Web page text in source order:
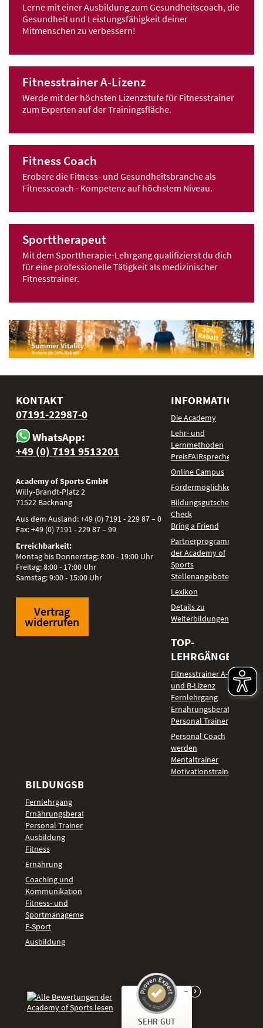
Lerne mit einer Ausbildung zum Gesundheitscoach, die
Gesundheit und Leistungsfähigkeit deiner
Mitmenschen zu verbessern!
Fitnesstrainer A-Lizenz
Werde mit der höchsten Lizenzstufe für Fitnesstrainer
zum Experten auf der Trainingsfläche.
Fitness Coach
Erobere die Fitness- und Gesundheitsbranche als
Fitnesscoach - Kompetenz auf höchstem Niveau.
Sporttherapeut
Mit dem Sporttherapie-Lehrgang qualifizierst du dich
für eine professionelle Tätigkeit als medizinischer
Fitnesstrainer.
KONTAKT
07191-22987-0
WhatsApp:
+49 (0) 7191 9513201
Academy of Sports GmbH
Willy-Brandt-Platz 2
71522 Backnang
Aus dem Ausland:+49 (0) 7191 - 229 87 – 0
Fax:+49 (0) 7191 - 229 87 – 99
Erreichbarkeit:
Montag bis Donnerstag: 8:00 - 19:00 Uhr
Freitag: 8:00 - 17:00 Uhr
Samstag: 9:00 - 15:00 Uhr
Vertrag
widerrufen
INFORMATIONEN
Die Academy
Lehr- und
Lernmethoden
PreisFAIRsprechen
Online Campus
Fördermöglichkeiten
Bildungsgutschein
Check
Bring a Friend
Partnerprogramm
der Academy of
Sports
Stellenangebote
Lexikon
Details zu
Weiterbildungen
TOP-
LEHRGÄNGE
Fitnesstrainer A-
und B-Lizenz
Fernlehrgang
Ernährungsberater
Personal Trainer
Personal Coach
werden
Mentaltrainer
Motivationstrainer
BILDUNGSBEREICHE
Fernlehrgang
Ernährungsberater
Personal Trainer
Ausbildung
Fitness
Ernährung
Coaching und
Kommunikation
Fitness- und
Sportmanagement
E-Sport
Ausbildung
SEHR GUT
Kundenbewertungen und Erfahrungen zu
Academy of Sports